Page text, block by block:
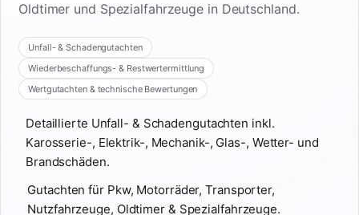
Oldtimer und Spezialfahrzeuge in Deutschland.
Unfall- & Schadengutachten
Wiederbeschaffungs- & Restwertermittlung
Wertgutachten & technische Bewertungen
Detaillierte Unfall- & Schadengutachten inkl.
Karosserie-, Elektrik-, Mechanik-, Glas-, Wetter- und
Brandschäden.
Gutachten für Pkw, Motorräder, Transporter,
Nutzfahrzeuge, Oldtimer & Spezialfahrzeuge.